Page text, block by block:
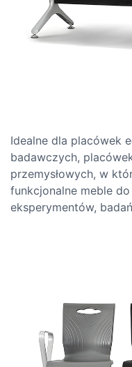
Idealne dla placówek
badawczych,
przemysłowych, w
funkcjonalne meble
eksperymentów,